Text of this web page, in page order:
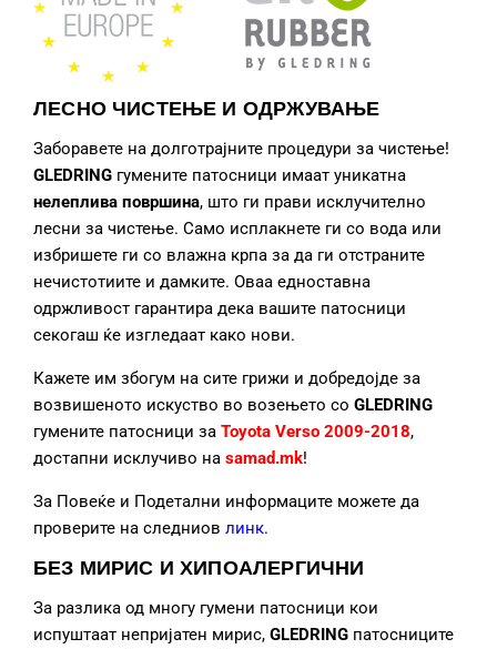
ЛЕСНО ЧИСТЕЊЕ И ОДРЖУВАЊЕ
Заборавете на долготрајните процедури за чистење!
GLEDRING гумените патосници имаат уникатна
нелеплива површина, што ги прави исклучително
лесни за чистење. Само исплакнете ги со вода или
избришете ги со влажна крпа за да ги отстраните
нечистотиите и дамките. Оваа едноставна
одржливост гарантира дека вашите патосници
секогаш ќе изгледаат како нови.
Кажете им збогум на сите грижи и добредојде за
возвишеното искуство во возењето со GLEDRING
гумените патосници за Toyota Verso 2009-2018,
достапни исклучиво на samad.mk!
За Повеќе и Подетални информаците можете да
проверите на следниов линк.
БЕЗ МИРИС И ХИПОАЛЕРГИЧНИ
За разлика од многу гумени патосници кои
испуштаат непријатен мирис, GLEDRING патосниците